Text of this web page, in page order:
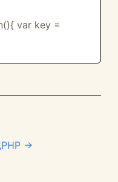
var key =
PHP →